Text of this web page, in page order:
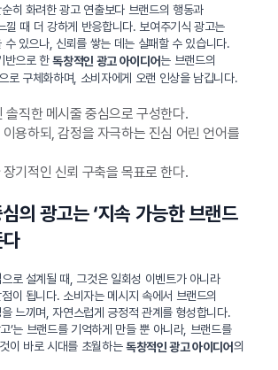
히 화려한 광고 연출보다 브랜드의 행동과
낄 때 더 강하게 반응합니다. 보여주기식 광고는
수 있으나, 신뢰를 쌓는 데는 실패할 수 있습니다.
반으로 한독창적인 광고 아이디어는 브랜드의
로 구체화하며, 소비자에게 오랜 인상을 남깁니다.
솔직한 메시줄 중심으로 구성한다.
용하되, 감정을 자극하는 진심 어린 언어를
기적인 신뢰 구축을 목표로 한다.
의 광고는 ‘지속 가능한 브랜드
다
로 설계될 때, 그것은 일회성 이벤트가 아니라
이 됩니다. 소비자는 메시지 속에서 브랜드의
느끼며, 자연스럽게 긍정적 관계를 형성합니다.
’는 브랜드를 기억하게 만들 뿐 아니라, 브랜드를
이 바로 시대를 초월하는독창적인 광고 아이디어의